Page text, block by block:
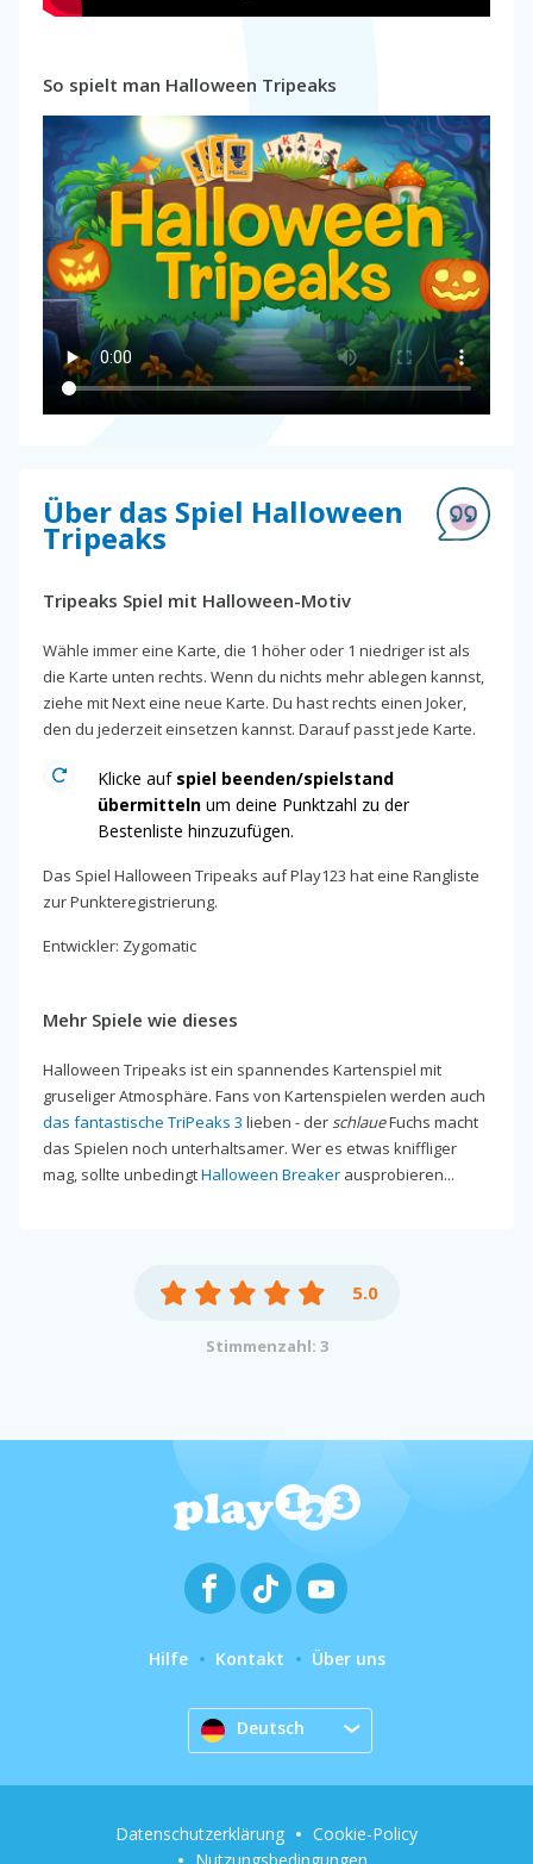
So spielt man Halloween Tripeaks
Über das Spiel Halloween
Tripeaks
Tripeaks Spiel mit Halloween-Motiv
Wähle immer eine Karte, die 1 höher oder 1 niedriger ist als
die Karte unten rechts. Wenn du nichts mehr ablegen kannst,
ziehe mit Next eine neue Karte. Du hast rechts einen Joker,
den du jederzeit einsetzen kannst. Darauf passt jede Karte.
Klicke auf spiel beenden/spielstand
übermitteln um deine Punktzahl zu der
Bestenliste hinzuzufügen.
Das Spiel Halloween Tripeaks auf Play123 hat eine Rangliste
zur Punkteregistrierung.
Entwickler: Zygomatic
Mehr Spiele wie dieses
Halloween Tripeaks ist ein spannendes Kartenspiel mit
gruseliger Atmosphäre. Fans von Kartenspielen werden auch
das fantastische TriPeaks 3 lieben - derschlaueFuchs macht
das Spielen noch unterhaltsamer. Wer es etwas kniffliger
mag, sollte unbedingtHalloween Breaker ausprobieren...
5.0
Stimmenzahl: 3
Hilfe Kontakt Über uns
Deutsch
Datenschutzerklärung
Cookie-Policy